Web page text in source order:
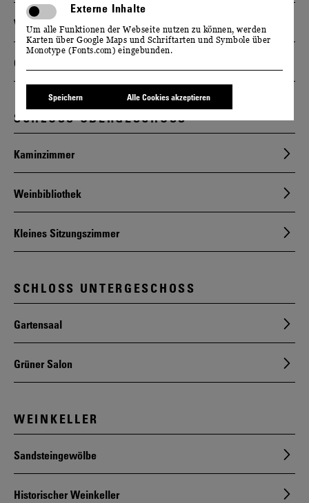
Vinothek
Gasthaus
SCHLOSS OBERGESCHOSS
Kaminzimmer
Weinbibliothek
Kleines Sitzungszimmer
SCHLOSS UNTERGESCHOSS
Gartensaal
Grüner Salon
WEINKELLER
Sandsteingewölbe
Historischer Weinkeller
Externe Inhalte
Um alle Funktionen der Webseite nutzen zu können, werden
Karten über Google Maps und Schriftarten und Symbole über
Monotype (Fonts.com) eingebunden.
Speichern Alle Cookies akzeptieren